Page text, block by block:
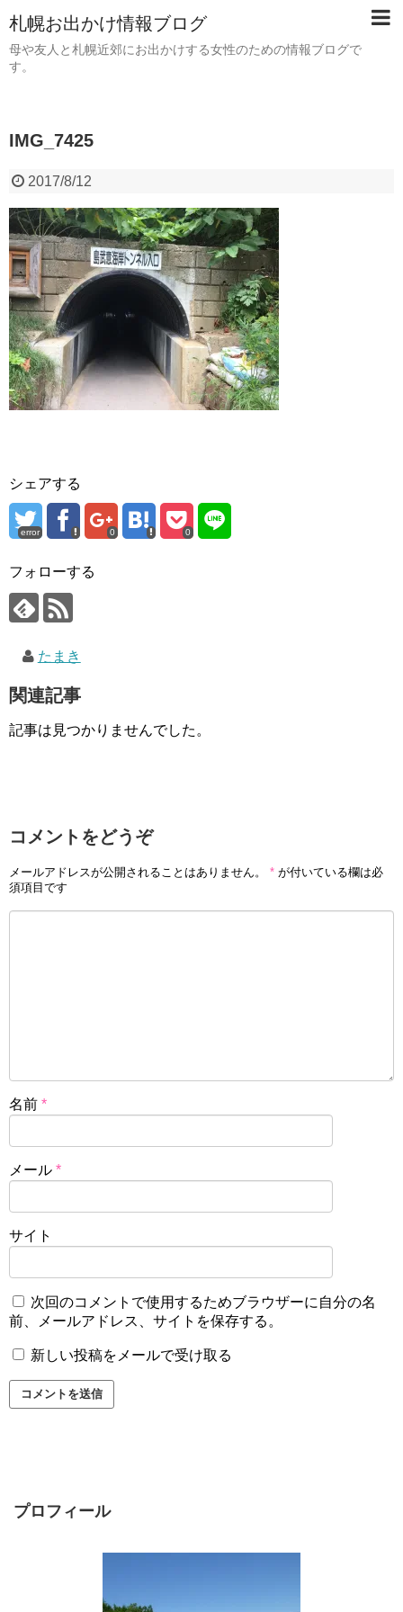
札幌お出かけ情報ブログ
母や友人と札幌近郊にお出かけする女性のための情報ブログで
す。
IMG_7425
2017/8/12
シェアする
error 0 0
フォローする
たまき
関連記事
記事は見つかりませんでした。
コメントをどうぞ
メールアドレスが公開されることはありません。 * が付いている欄は必
須項目です
名前 *
メール *
サイト
次回のコメントで使用するためブラウザーに自分の名
前、メールアドレス、サイトを保存する。
新しい投稿をメールで受け取る
プロフィール